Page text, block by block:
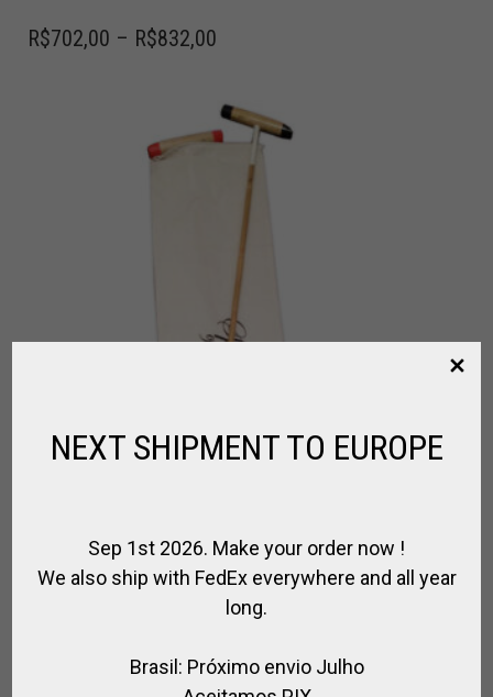
R$702,00 – R$832,00
NEXT SHIPMENT TO EUROPE
Sep 1st 2026. Make your order now !
We also ship with FedEx everywhere and all year
long.
Brasil: Próximo envio Julho